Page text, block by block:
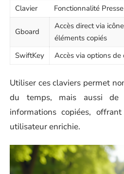
Clavier Fonctionnalité
Gboard
Accès direct via
éléments copiés
SwiftKey
Accès via options de
Utiliser ces claviers permet
du temps, mais aussi de
informations copiées,
utilisateur enrichie.